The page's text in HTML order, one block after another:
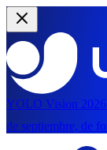
YOLO Vision
de septiembre, de